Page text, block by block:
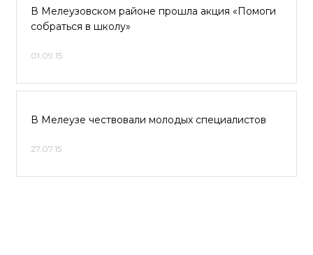
В Мелеузовском районе прошла акция «Помоги
собраться в школу»
01.09.15
В Мелеузе чествовали молодых специалистов
27.07.15